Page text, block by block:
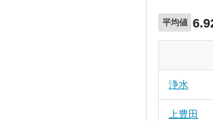
平均値
浄水
上豊田